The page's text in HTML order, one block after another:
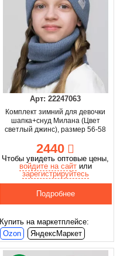
Арт: 22247063
Комплект зимний для девочки
шапка+снуд Милана (Цвет
светлый джинс), размер 56-58
2440
Чтобы увидеть оптовые цены,
войдите на сайтили
зарегистрируйтесь
Подробнее
Купить на маркетплейсе:
Ozon
ЯндексМаркет